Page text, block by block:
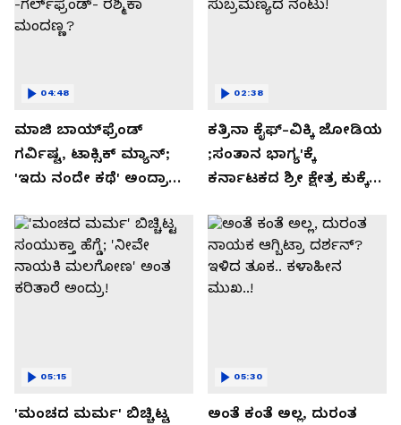
ಮಾಜಿ ಬಾಯ್‌ಫ್ರೆಂಡ್
ಗರ್ವಿಷ್ಟ, ಟಾಕ್ಸಿಕ್ ಮ್ಯಾನ್;
'ಇದು ನಂದೇ ಕಥೆ' ಅಂದ್ರಾ
ಮಂದಣ್ಣ?
04:48
ಕತ್ರಿನಾ ಕೈಫ್-ವಿಕ್ಕಿ ಜೋಡಿಯ
;ಸಂತಾನ ಭಾಗ್ಯ'ಕ್ಕೆ
ಕರ್ನಾಟಕದ ಶ್ರೀ ಕ್ಷೇತ್ರ ಕುಕ್ಕೆ
02:38
'ಮಂಚದ ಮರ್ಮ' ಬಿಚ್ಚಿಟ್ಟ
05:15
ಅಂತೆ ಕಂತೆ ಅಲ್ಲ, ದುರಂತ
05:30